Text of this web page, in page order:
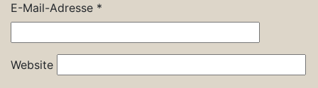
E-Mail-Adresse *
Website